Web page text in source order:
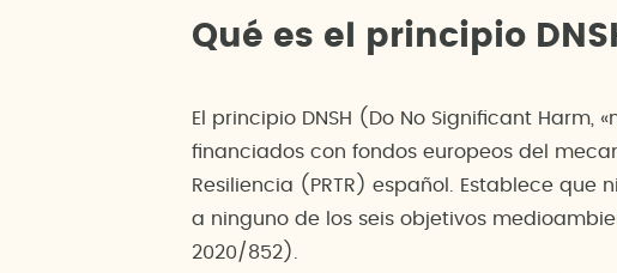
Qué es el principio
El principio DNSH (Do No Significant
financiados con fondos europeos del
Resiliencia (PRTR) español. Establece
a ninguno de los seis objetivos
2020/852).